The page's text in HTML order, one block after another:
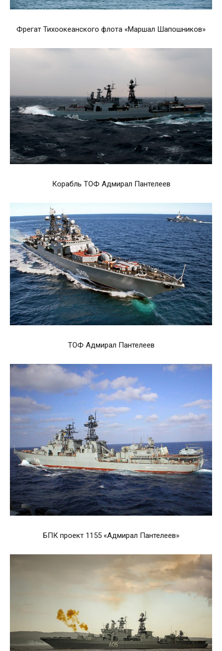
Фрегат Тихоокеанского флота «Маршал Шапошников»
Корабль ТОФ Адмирал Пантелеев
ТОФ Адмирал Пантелеев
БПК проект 1155 «Адмирал Пантелеев»